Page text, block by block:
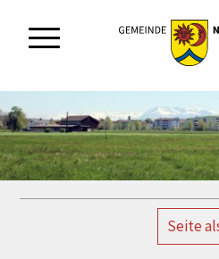
NAVIGIEREN IN
Mobilnavigation
Seite